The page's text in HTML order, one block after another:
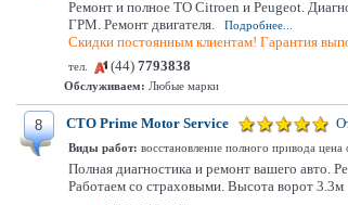
Ремонт и полное ТО Citroen и Peugeot.
ГРМ. Ремонт двигателя.
Подробнее...
Скидки постоянным клиентам! Гарантия
тел. (44) 7793838
Обслуживаем: Любые марки
8 СТО Prime Motor Service
Виды работ: восстановление полного привода цена
Полная диагностика и ремонт вашего авто.
Работаем со страховыми. Высота ворот 3.3м